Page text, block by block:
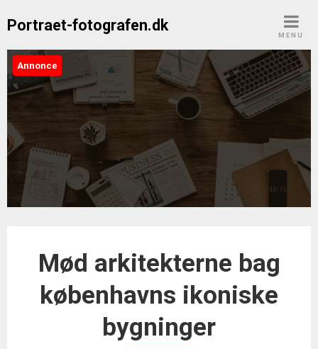
Portraet-fotografen.dk
MENU
Portraet-fotografen.dk
Annonce
Mød arkitekterne bag
københavns ikoniske
bygninger